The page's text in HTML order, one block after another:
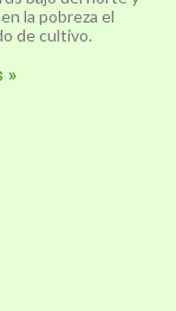
la pobreza el
de cultivo.
»